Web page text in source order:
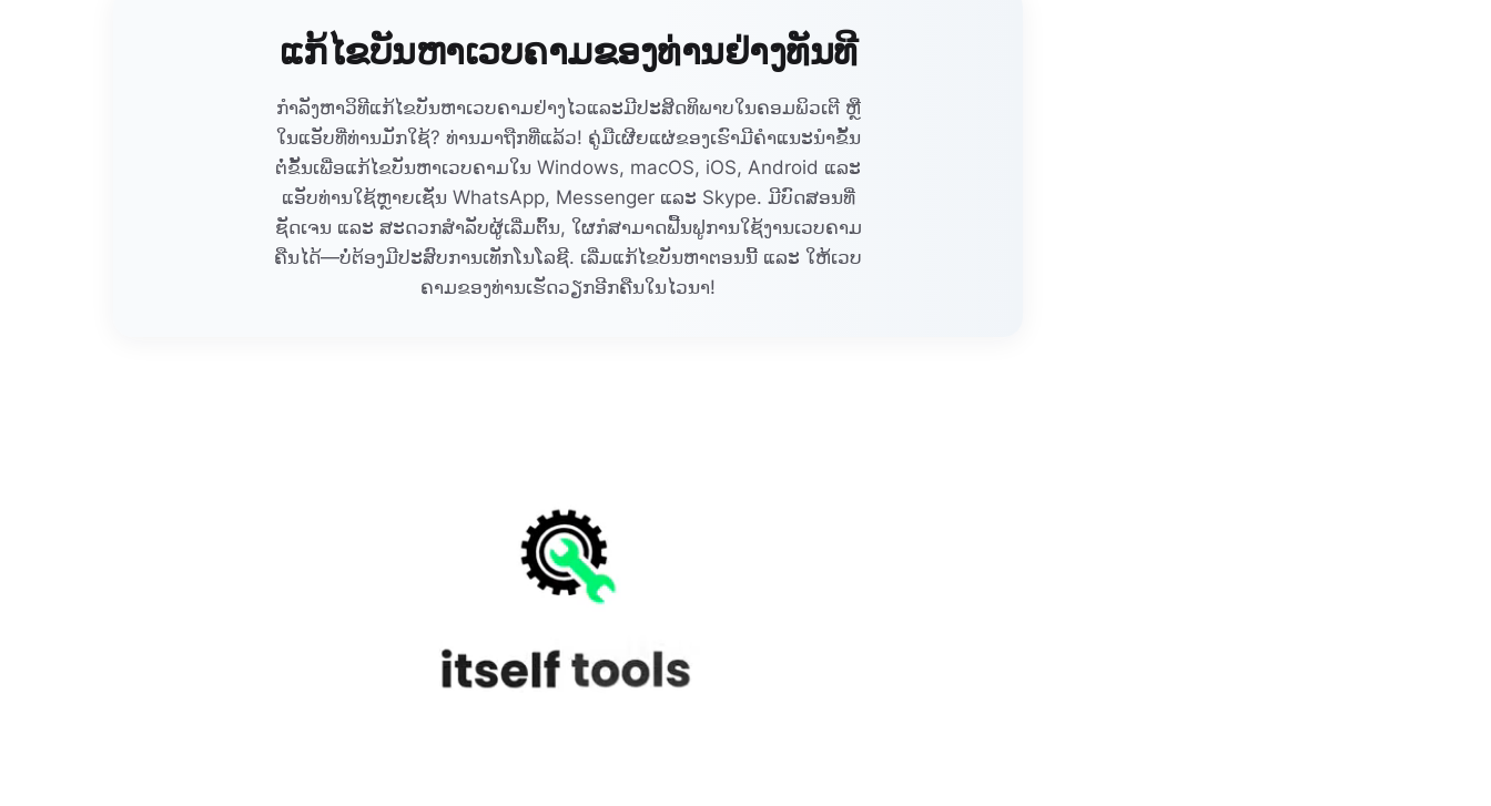
ແກ້ໄຂບັນຫາເວບຄາມຂອງທ່ານຢ່າງທັນທີ
ກຳລັງຫາວິທີແກ້ໄຂບັນຫາເວບຄາມຢ່າງໄວແລະມີປະສິດທິພາບໃນຄອມພິວເຕີ ຫຼື
ໃນແອັບທີ່ທ່ານມັກໃຊ້? ທ່ານມາຖືກທີ່ແລ້ວ! ຄູ່ມືເຜີຍແຜ່ຂອງເຮົາມີຄໍາແນະນຳຂັ້ນ
ຕໍ່ຂັ້ນເພື່ອແກ້ໄຂບັນຫາເວບຄາມໃນ Windows, macOS, iOS, Android ແລະ
ແອັບທ່ານໃຊ້ຫຼາຍເຊັ່ນ WhatsApp, Messenger ແລະ Skype. ມີບົດສອນທີ່
ຊັດເຈນ ແລະ ສະດວກສໍາລັບຜູ້ເລີ່ມຕົ້ນ, ໃຜກໍສາມາດຟື້ນຟູການໃຊ້ງານເວບຄາມ
ຄືນໄດ້—ບໍ່ຕ້ອງມີປະສົບການເທັກໂນໂລຊີ. ເລີ່ມແກ້ໄຂບັນຫາຕອນນີ້ ແລະ ໃຫ້ເວບ
ຄາມຂອງທ່ານເຮັດວຽກອີກຄືນໃນໄວນາ!